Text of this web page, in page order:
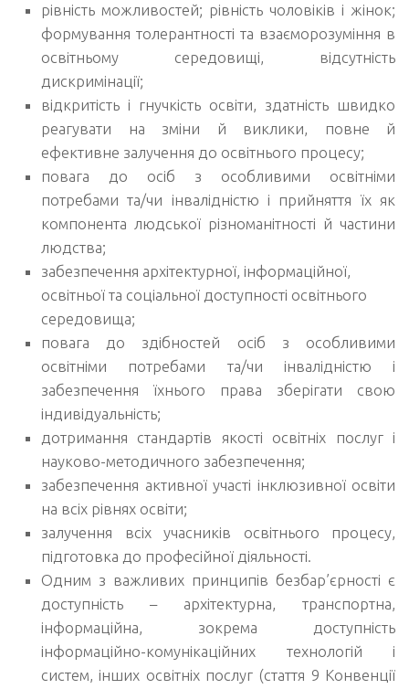
рівність можливостей; рівність чоловіків і жінок;
формування толерантності та взаєморозуміння в
освітньому середовищі, відсутність
дискримінації;
відкритість і гнучкість освіти, здатність швидко
реагувати на зміни й виклики, повне й
ефективне залучення до освітнього процесу;
повага до осіб з особливими освітніми
потребами та/чи інвалідністю і прийняття їх як
компонента людської різноманітності й частини
людства;
забезпечення архітектурної, інформаційної,
освітньої та соціальної доступності освітнього
середовища;
повага до здібностей осіб з особливими
освітніми потребами та/чи інвалідністю і
забезпечення їхнього права зберігати свою
індивідуальність;
дотримання стандартів якості освітніх послуг і
науково-методичного забезпечення;
забезпечення активної участі інклюзивної освіти
на всіх рівнях освіти;
залучення всіх учасників освітнього процесу,
підготовка до професійної діяльності.
Одним з важливих принципів безбар’єрності є
доступність – архітектурна, транспортна,
інформаційна, зокрема доступність
інформаційно-комунікаційних технологій і
систем, інших освітніх послуг (стаття 9 Конвенції